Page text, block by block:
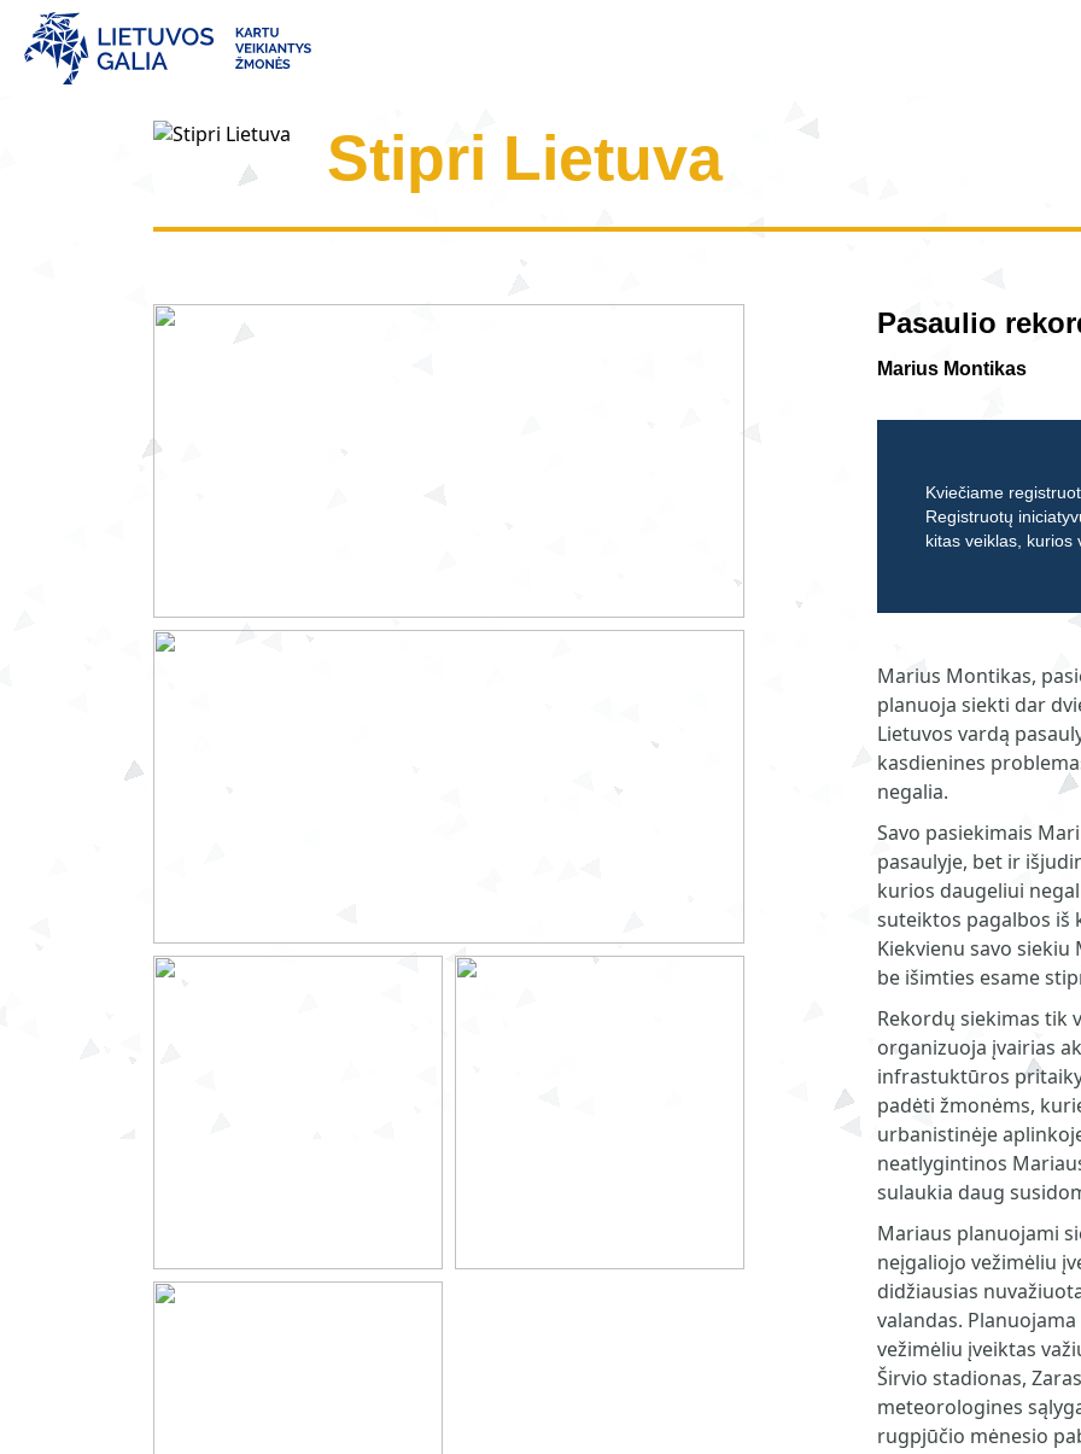
Stipri Lietuva
Pasaulio
Marius Montikas
Kviečiame
Registruotų
kitas veiklas, kurios
Marius Montikas,
planuoja siekti dar
Lietuvos vardą
kasdienines
negalia.
Savo pasiekimais
pasaulyje, bet ir
kurios daugeliui
suteiktos pagalbos iš
Kiekvienu savo
be išimties esame
Rekordų siekimas tik
organizuoja įvairias
infrastuktūros
padėti žmonėms,
urbanistinėje
neatlygintinos
sulaukia daug
Mariaus planuojami
neįgaliojo vežimėliu
didžiausias
valandas.
vežimėliu įveiktas
Širvio stadionas,
meteorologines
rugpjūčio mėnesio